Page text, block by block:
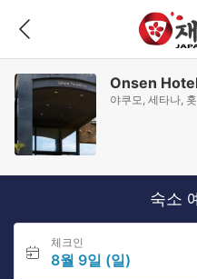
Onsen
야쿠모, 세타나,
숙소
체크인
8월 9일 (일)